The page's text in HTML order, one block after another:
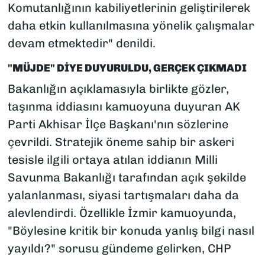
Komutanlığının kabiliyetlerinin geliştirilerek
daha etkin kullanılmasına yönelik çalışmalar
devam etmektedir" denildi.
"MÜJDE" DİYE DUYURULDU, GERÇEK ÇIKMADI
Bakanlığın açıklamasıyla birlikte gözler,
taşınma iddiasını kamuoyuna duyuran AK
Parti Akhisar İlçe Başkanı'nın sözlerine
çevrildi. Stratejik öneme sahip bir askeri
tesisle ilgili ortaya atılan iddianın Milli
Savunma Bakanlığı tarafından açık şekilde
yalanlanması, siyasi tartışmaları daha da
alevlendirdi. Özellikle İzmir kamuoyunda,
"Böylesine kritik bir konuda yanlış bilgi nasıl
yayıldı?" sorusu gündeme gelirken, CHP